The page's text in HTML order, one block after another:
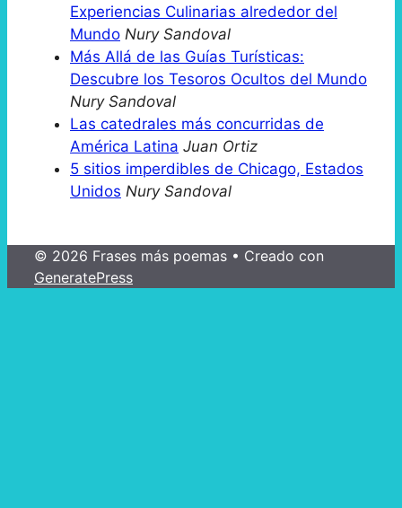
Experiencias Culinarias alrededor del
Mundo Nury Sandoval
Más Allá de las Guías Turísticas:
Descubre los Tesoros Ocultos del Mundo
Nury Sandoval
Las catedrales más concurridas de
América Latina Juan Ortiz
5 sitios imperdibles de Chicago, Estados
Unidos Nury Sandoval
© 2026 Frases más poemas • Creado con
GeneratePress